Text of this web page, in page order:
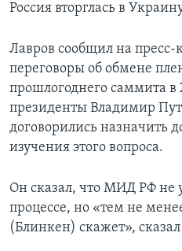
Россия вторглась в
Лавров сообщил на
переговоры об обмене
прошлогоднего саммита
президенты Владимир
договорились назначить
изучения этого вопроса.
Он сказал, что МИД РФ не
процессе, но «тем не
(Блинкен) скажет»,